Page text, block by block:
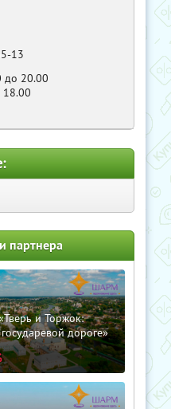
13
до 20.00
18.00
партнера
и Торжок:
дороге»